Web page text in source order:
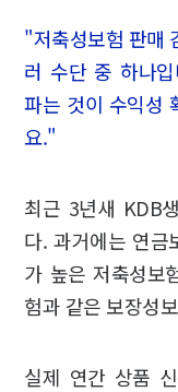
"저축성보험 판매
러 수단 중 하나
파는 것이 수익성
요."
최근 3년새 KDB
다. 과거에는 연금
가 높은 저축성보
험과 같은 보장성
실제 연간 상품